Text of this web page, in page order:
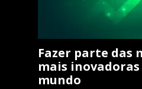
Fazer parte das
mais
mundo